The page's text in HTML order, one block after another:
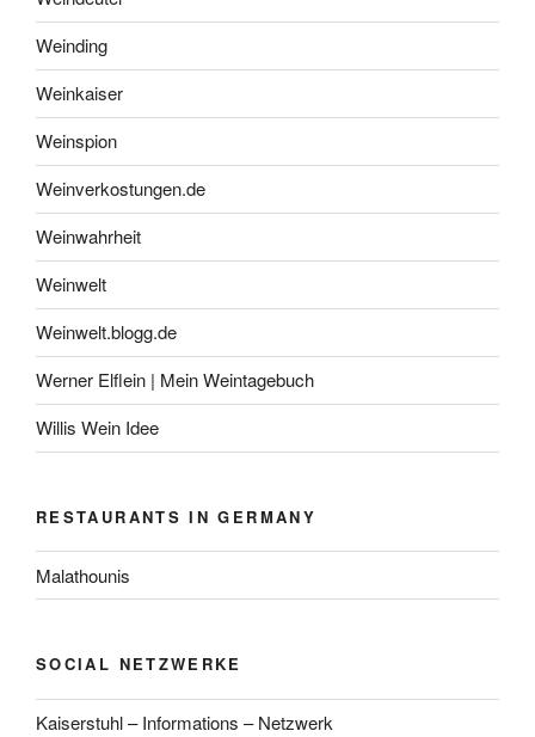
Weinding
Weinkaiser
Weinspion
Weinverkostungen.de
Weinwahrheit
Weinwelt
Weinwelt.blogg.de
Werner Elflein | Mein Weintagebuch
Willis Wein Idee
RESTAURANTS IN GERMANY
Malathounis
SOCIAL NETZWERKE
Kaiserstuhl – Informations – Netzwerk